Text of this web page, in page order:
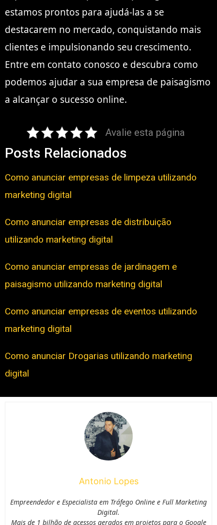
estamos prontos para ajudá-las a se
destacarem no mercado, conquistando mais
clientes e impulsionando seu crescimento.
Entre em contato conosco e descubra como
podemos ajudar a sua empresa de paisagismo
a alcançar o sucesso online.
Avalie esta página
Posts Relacionados
Como anunciar empresas de limpeza utilizando
marketing digital
Como anunciar empresas de distribuição
utilizando marketing digital
Como anunciar empresas de jardinagem e
paisagismo utilizando marketing digital
Como anunciar empresas de eventos utilizando
marketing digital
Como anunciar Drogarias utilizando marketing
digital
Antonio Lopes
Empreendedor e Especialista em Tráfego Online e Full Marketing
Digital.
Mais de 1 bilhão de acessos gerados em projetos para o Google